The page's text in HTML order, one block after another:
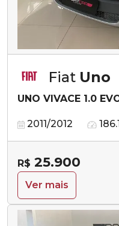
Fiat Uno
UNO VIVACE 1.0
2011/2012
R$ 25.900
Ver mais